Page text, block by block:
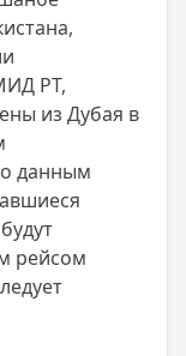
РТ,
из Дубая в
данным
рейсом